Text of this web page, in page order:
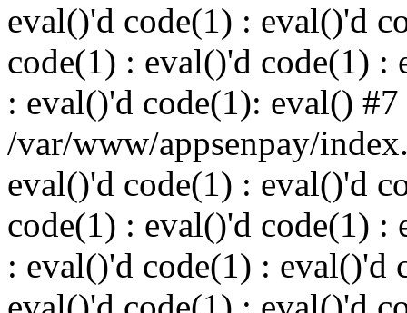
eval()'d code(1) : eval()'d
code(1) : eval()'d code(1) :
: eval()'d code(1): eval() #7
/var/www/appsenpay/
eval()'d code(1) : eval()'d
code(1) : eval()'d code(1) :
: eval()'d code(1) : eval()'d